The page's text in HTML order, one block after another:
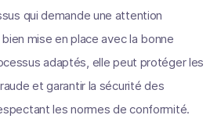
qui demande une attention
mise en place avec la bonne
adaptés, elle peut protéger les
et garantir la sécurité des
les normes de conformité.